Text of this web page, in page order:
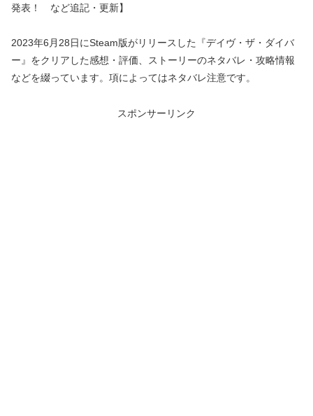
発表！ など追記・更新】
2023年6月28日にSteam版がリリースした『デイヴ・ザ・ダイバ
ー』をクリアした感想・評価、ストーリーのネタバレ・攻略情報
などを綴っています。項によってはネタバレ注意です。
スポンサーリンク